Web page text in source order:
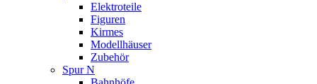
Elektroteile
Figuren
Kirmes
Modellhäuser
Zubehör
Spur N